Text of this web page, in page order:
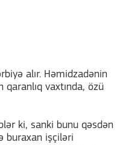
alır. Həmidzadənin
vaxtında, özü
ki, sanki bunu qəsdən
buraxan işçiləri